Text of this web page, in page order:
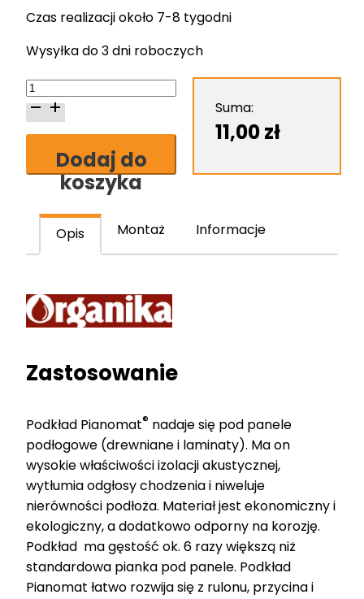
Czas realizacji około 7-8 tygodni
Wysyłka do 3 dni roboczych
ilość
Podkład
pod
Pianomat
Dodaj do
koszyka
Suma:
11,00zł
Opis Montaż Informacje
Zastosowanie
Podkład Pianomat® nadaje się pod panele
podłogowe (drewniane i laminaty). Ma on
wysokie właściwości izolacji akustycznej,
wytłumia odgłosy chodzenia i niweluje
nierówności podłoża. Materiał jest ekonomiczny i
ekologiczny, a dodatkowo odporny na korozję.
Podkład ma gęstość ok. 6 razy większą niż
standardowa pianka pod panele. Podkład
Pianomat łatwo rozwija się z rulonu, przycina i